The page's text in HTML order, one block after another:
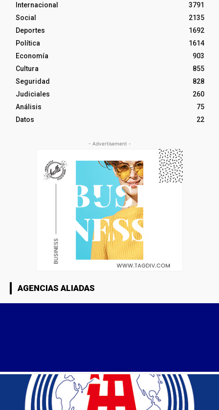
Internacional
3791
Social
2135
Deportes
1692
Política
1614
Economía
903
Cultura
855
Seguridad
828
Judiciales
260
Análisis
75
Datos
22
- Advertisement -
AGENCIAS ALIADAS